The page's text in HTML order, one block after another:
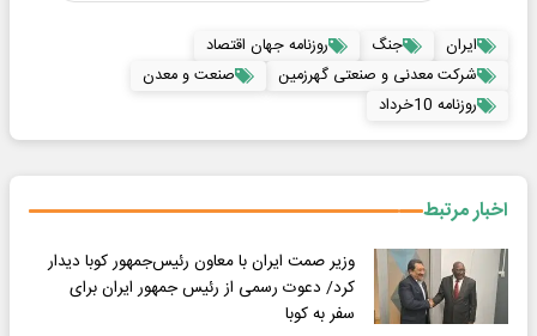
ایران جنگ
روزنامه جهان اقتصاد
شرکت معدنی و صنعتی گهرزمین
صنعت و معدن
روزنامه 10خرداد
اخبار مرتبط
وزیر صمت ایران با معاون رئیس‌جمهور کوبا دیدار
کرد/ دعوت رسمی از رئیس جمهور ایران برای
سفر به کوبا